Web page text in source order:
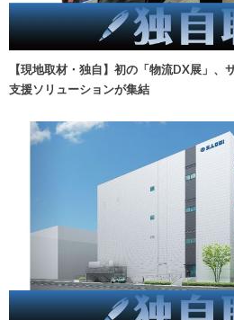
【現地取材・独自】初の「物流DX展」、
支援ソリューションが集結